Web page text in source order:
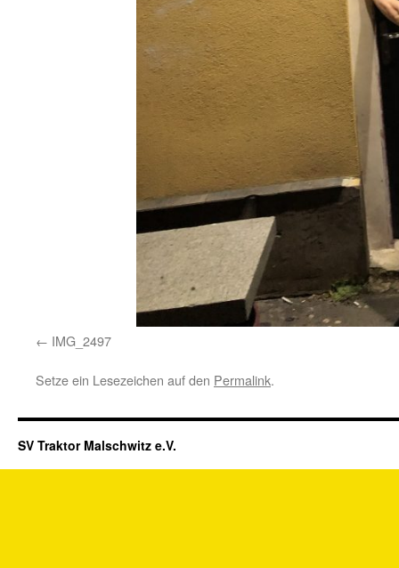
IMG_2497
Setze ein Lesezeichen auf den Permalink.
SV Traktor Malschwitz e.V.